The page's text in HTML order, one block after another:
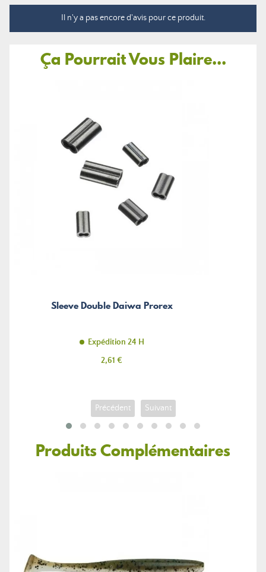
Il n'y a pas encore d'avis pour ce produit.
Ça Pourrait Vous Plaire...
Sleeve Double Daiwa Prorex
Expédition 24 H
Prix
2,61 €
Précédent Suivant
Produits Complémentaires